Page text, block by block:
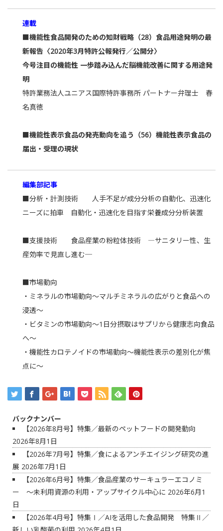
連載
■機能性食品開発のための知財戦略（28）食品用途発明の最
新報告〈2020年3月特許公報発行／公開分〉
今号注目の機能性 一歩踏み込んだ脳機能改善に関する用途発
明
特許業務法人ユニアス国際特許事務所 パートナー弁理士 春
名真徳
■機能性表示食品の発売動向を追う（56）機能性表示食品の
届出・受理の現状
編集部記事
■分析・計測技術 人手不足が成分分析の自動化、迅速化
ニーズに拍車 自動化・迅速化を目指す栄養成分分析装置
■支援技術 食品産業の粉粒体技術 ―サニタリー性、生
産効率で見直し進む─
■市場動向
・ミネラルの市場動向～マルチミネラルの広がりと食品への
浸透～
・ビタミンの市場動向～1日分摂取はサプリから健康志向食品
へ～
・機能性カロテノイドの市場動向～機能性表示の差別化が焦
点に～
バックナンバー
【2026年8月号】特集／最新のペットフードの開発動向
2026年8月1日
【2026年7月号】特集／食によるアンチエイジング研究の進
展 2026年7月1日
【2026年6月号】特集／食品産業のサーキュラーエコノミ
ー ～未利用資源の利用・アップサイクル中心に 2026年6月1
日
【2026年4月号】特集Ⅰ／AIを活用した食品開発 特集Ⅱ／